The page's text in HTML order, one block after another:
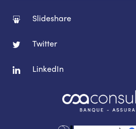
Slideshare
Twitter
LinkedIn